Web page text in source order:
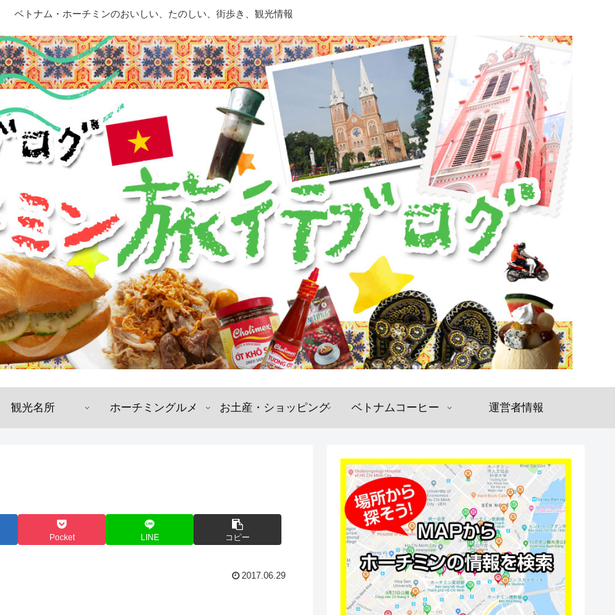
ベトナム・ホーチミンのおいしい、たのしい、街歩き、観光情報
観光名所 ホーチミングルメ お土産・ショッピング ベトナムコーヒー 運営者情報
Pocket LINE コピー
2017.06.29